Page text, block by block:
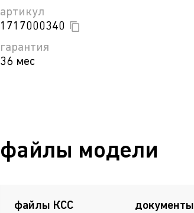
артикул
1717000340
гарантия
36 мес
файлы модели
файлы КСС документы